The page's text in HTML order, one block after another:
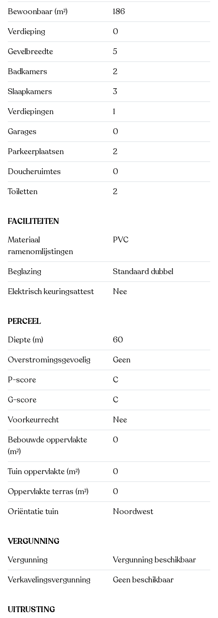
Bewoonbaar (m²)
186
Verdieping
0
Gevelbreedte
5
Badkamers
2
Slaapkamers
3
Verdiepingen
1
Garages
0
Parkeerplaatsen
2
Doucheruimtes
0
Toiletten
2
FACILITEITEN
Materiaal
ramenomlijstingen
PVC
Beglazing
Standaard dubbel
Elektrisch keuringsattest
Nee
PERCEEL
Diepte (m)
60
Overstromingsgevoelig
Geen
P-score
C
G-score
C
Voorkeurrecht
Nee
Bebouwde oppervlakte
(m²)
0
Tuin oppervlakte (m²)
0
Oppervlakte terras (m²)
0
Oriëntatie tuin
Noordwest
VERGUNNING
Vergunning
Vergunning beschikbaar
Verkavelingsvergunning
Geen beschikbaar
UITRUSTING